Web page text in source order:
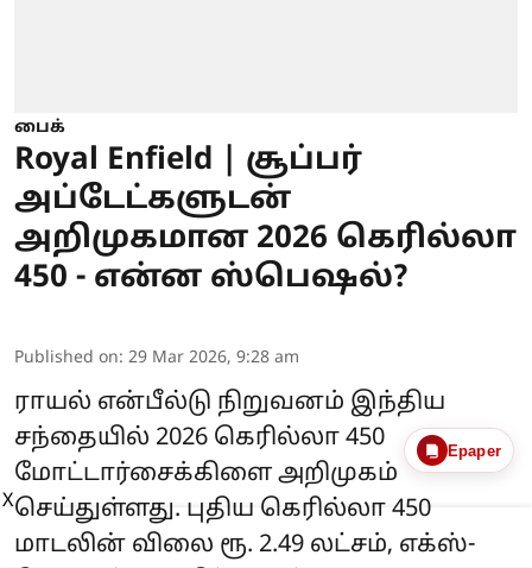
பைக்
Royal Enfield | சூப்பர்
அப்டேட்களுடன்
அறிமுகமான 2026 கெரில்லா
450 - என்ன ஸ்பெஷல்?
Published on: 29 Mar 2026, 9:28 am
ராயல் என்பீல்டு நிறுவனம் இந்திய
சந்தையில் 2026 கெரில்லா 450
மோட்டார்சைக்கிளை அறிமுகம்
செய்துள்ளது. புதிய கெரில்லா 450
மாடலின் விலை ரூ. 2.49 லட்சம், எக்ஸ்-
Epaper
X